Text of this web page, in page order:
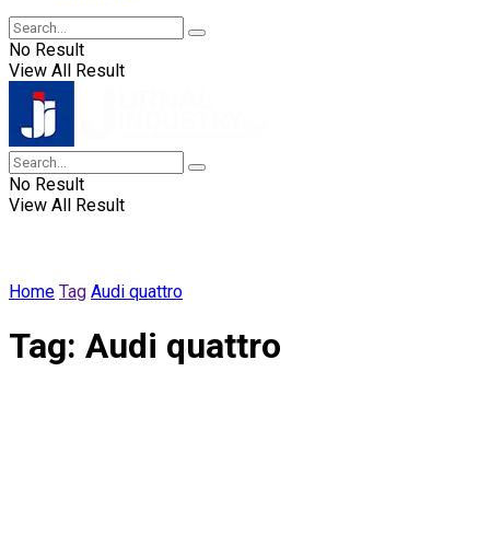
No Result
View All Result
No Result
View All Result
Home Tag Audi quattro
Tag: Audi quattro